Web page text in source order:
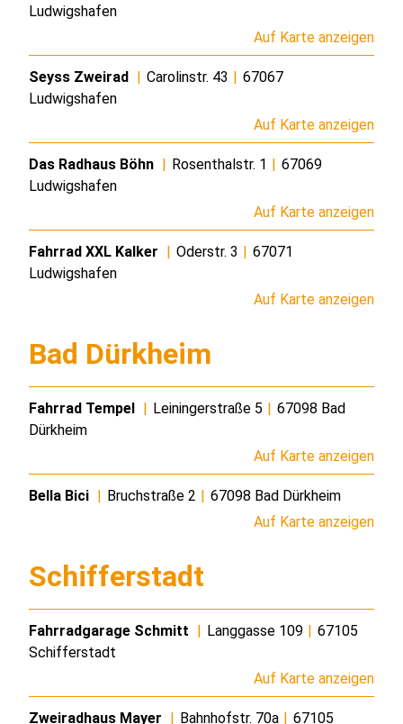
Ludwigshafen
Auf Karte anzeigen
Seyss Zweirad Carolinstr. 43
67067
Ludwigshafen
Auf Karte anzeigen
Das Radhaus Böhn Rosenthalstr. 1
67069
Ludwigshafen
Auf Karte anzeigen
Fahrrad XXL Kalker Oderstr. 3
67071
Ludwigshafen
Auf Karte anzeigen
Bad Dürkheim
Fahrrad Tempel Leiningerstraße 5
67098 Bad
Dürkheim
Auf Karte anzeigen
Bella Bici Bruchstraße 2
67098 Bad Dürkheim
Auf Karte anzeigen
Schifferstadt
Fahrradgarage Schmitt Langgasse 109
67105
Schifferstadt
Auf Karte anzeigen
Zweiradhaus Mayer Bahnhofstr. 70a 67105